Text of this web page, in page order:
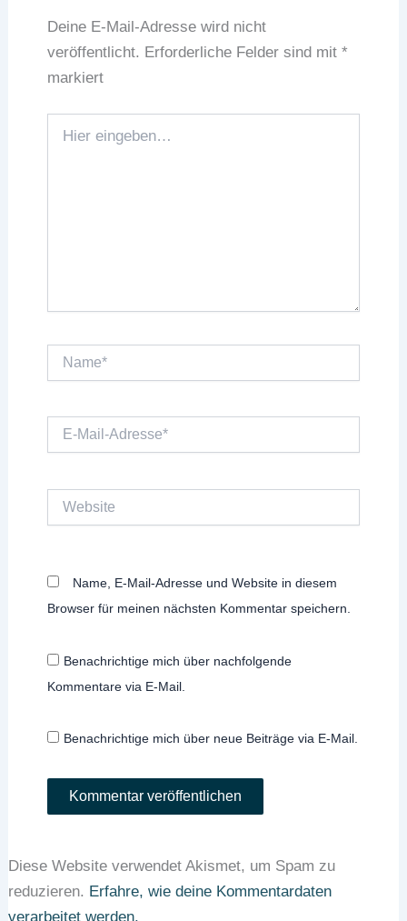
Deine E-Mail-Adresse wird nicht
veröffentlicht. Erforderliche Felder sind mit *
markiert
eingeben…
Mail-
Name, E-Mail-Adresse und Website in diesem
Browser für meinen nächsten Kommentar speichern.
Benachrichtige mich über nachfolgende
Kommentare via E-Mail.
Benachrichtige mich über neue Beiträge via E-Mail.
Diese Website verwendet Akismet, um Spam zu
reduzieren. Erfahre, wie deine Kommentardaten
verarbeitet werden.